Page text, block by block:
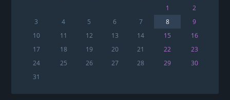
1
2
3
4 5 6 7 8
9
10
11 12 13 14 15
16
17
18 19 20 21 22
23
24
25 26 27 28 29
30
31